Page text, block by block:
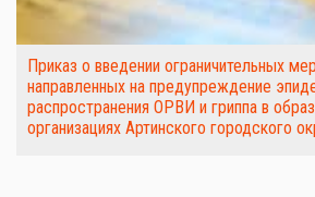
Приказ о введении ограничительных
направленных на предупреждение
распространения ОРВИ и гриппа в
организациях Артинского городского